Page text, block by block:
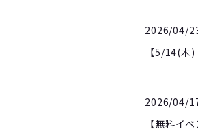
2026/04/
【5/14(木
2026/04/
【無料イ